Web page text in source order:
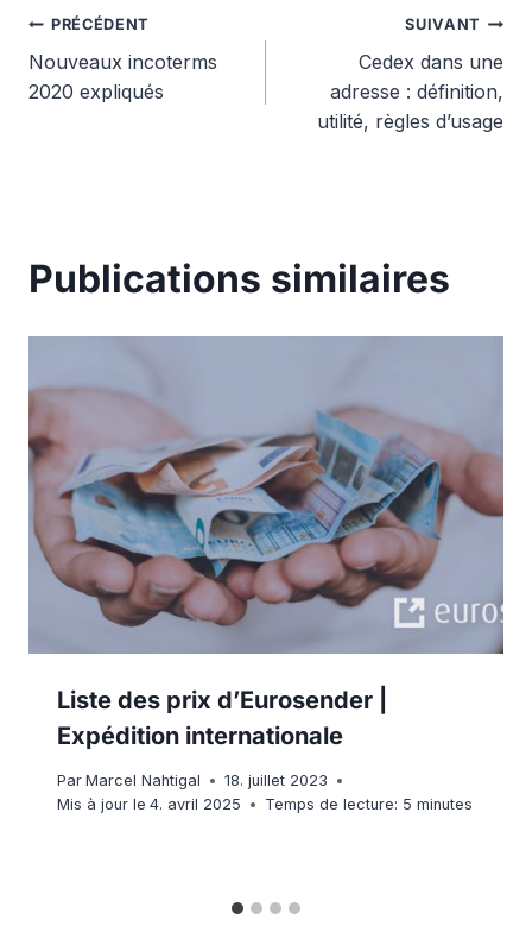
Navigation
de
PRÉCÉDENT
Nouveaux incoterms
2020 expliqués
SUIVANT
Cedex dans une
adresse : définition,
utilité, règles d’usage
Publications similaires
Liste des prix d’Eurosender |
Expédition internationale
Par Marcel Nahtigal
18. juillet 2023
Mis à jour le 4. avril 2025 Temps de lecture: 5minutes